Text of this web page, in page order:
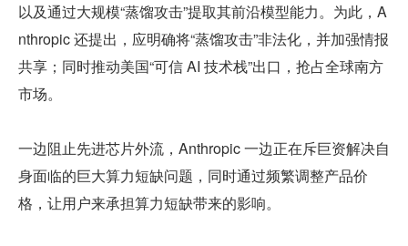
以及通过大规模“蒸馏攻击”提取其前沿模型能力。为此，A
nthropic 还提出，应明确将“蒸馏攻击”非法化，并加强情报
共享；同时推动美国“可信 AI 技术栈”出口，抢占全球南方
市场。
一边阻止先进芯片外流，Anthropic 一边正在斥巨资解决自
身面临的巨大算力短缺问题，同时通过频繁调整产品价
格，让用户来承担算力短缺带来的影响。